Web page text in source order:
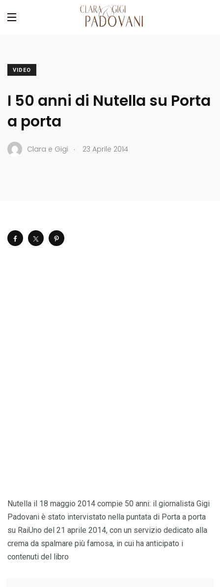
VIDEO
I 50 anni di Nutella su Porta
a porta
Clara e Gigi . 23 Aprile 2014
Nutella il 18 maggio 2014 compie 50 anni: il giornalista Gigi
Padovani è stato intervistato nella puntata di Porta a porta
su RaiUno del 21 aprile 2014, con un servizio dedicato alla
crema da spalmare più famosa, in cui ha anticipato i
contenuti del libro